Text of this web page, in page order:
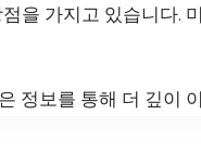
을 가지고 있습니다.
정보를 통해 더 깊이